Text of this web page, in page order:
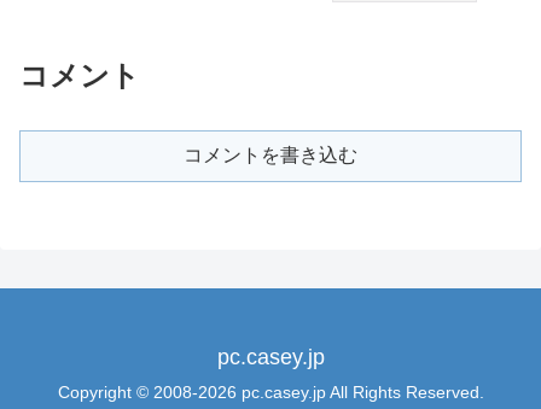
コメント
コメントを書き込む
pc.casey.jp
Copyright © 2008-2026 pc.casey.jp All Rights Reserved.